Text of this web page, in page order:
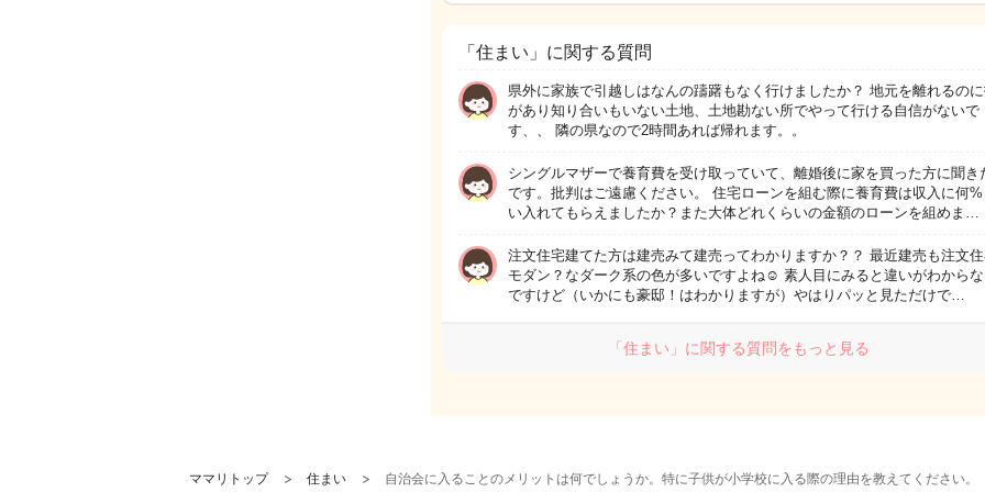
「住まい」に関する質問
県外に家族で引越しはなんの躊躇もなく行けましたか？ 地元を離れるの
があり知り合いもいない土地、土地勘ない所でやって行ける自信がないで
す、、 隣の県なので2時間あれば帰れます。。
シングルマザーで養育費を受け取っていて、離婚後に家を買った方に聞き
です。批判はご遠慮ください。 住宅ローンを組む際に養育費は収入に何%
い入れてもらえましたか？また大体どれくらいの金額のローンを組めま…
注文住宅建てた方は建売みて建売ってわかりますか？？ 最近建売も注文住
モダン？なダーク系の色が多いですよね☺️ 素人目にみると違いがわから
ですけど（いかにも豪邸！はわかりますが）やはりパッと見ただけで…
「住まい」に関する質問をもっと見る
ママリトップ 住まい 自治会に入ることのメリットは何でしょうか。特に子供が小学校に入る際の理由を教えてください。